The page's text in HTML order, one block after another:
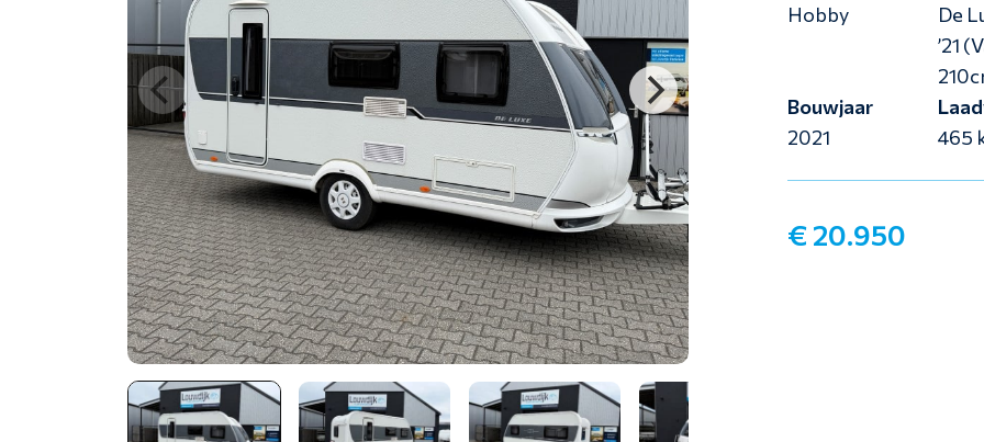
Hobby
De
’21
Bouwjaar
2021
465
€ 20.950